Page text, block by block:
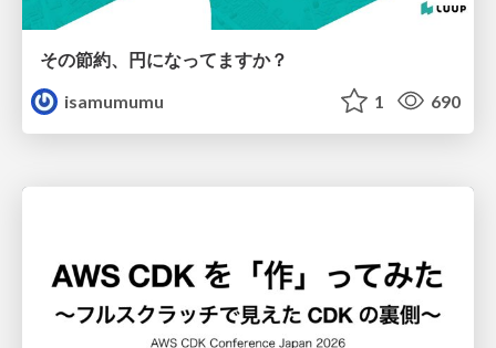
その節約、円になってますか？
isamumumu
1 690